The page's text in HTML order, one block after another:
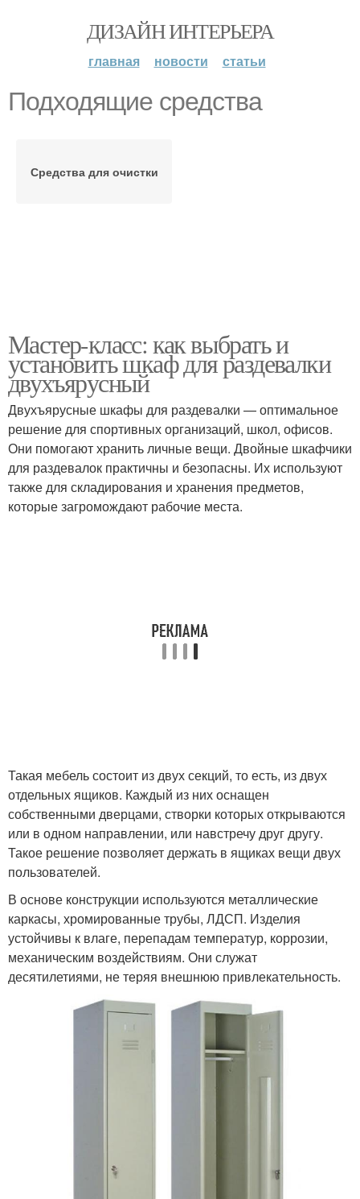
ДИЗАЙН ИНТЕРЬЕРА
главная новости статьи
Подходящие средства
Средства для очистки
Мастер-класс: как выбрать и
установить шкаф для раздевалки
двухъярусный
Двухъярусные шкафы для раздевалки — оптимальное
решение для спортивных организаций, школ, офисов.
Они помогают хранить личные вещи. Двойные шкафчики
для раздевалок практичны и безопасны. Их используют
также для складирования и хранения предметов,
которые загромождают рабочие места.
Такая мебель состоит из двух секций, то есть, из двух
отдельных ящиков. Каждый из них оснащен
собственными дверцами, створки которых открываются
или в одном направлении, или навстречу друг другу.
Такое решение позволяет держать в ящиках вещи двух
пользователей.
В основе конструкции используются металлические
каркасы, хромированные трубы, ЛДСП. Изделия
устойчивы к влаге, перепадам температур, коррозии,
механическим воздействиям. Они служат
десятилетиями, не теряя внешнюю привлекательность.